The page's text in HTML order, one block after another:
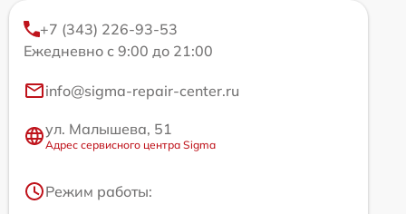
+7 (343) 226-93-53
Ежедневно с 9:00 до 21:00
info@sigma-repair-center.ru
ул. Малышева, 51
Адрес сервисного центра Sigma
Режим работы: